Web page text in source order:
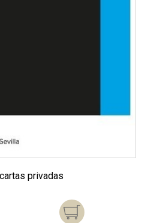
privadas